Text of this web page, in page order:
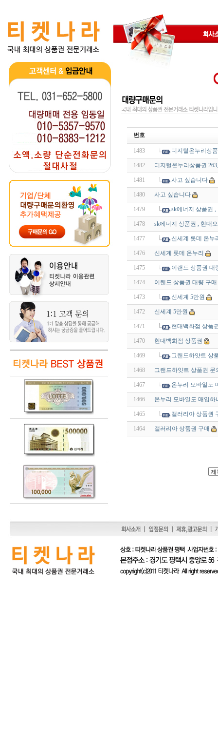
번호
1483 디지털온누리상
1482 디지털온누리상품권
1481 사고 싶습니다
1480 사고 싶습니다
1479 sk에너지 상품권
1478 sk에너지 상품권 , 현대
1477 신세계 롯데 온누
1476 신세계 롯데 온누리
1475 이랜드 상품권 대
1474 이랜드 상품권 대량 구매
1473 신세계 5만원
1472 신세계 5만원
1471 현대백화점 상품
1470 현대백화점 상품권
1469 그랜드하얏트 상
1468 그랜드하얏트 상품권 문
1467 온누리 모바일도
1466 온누리 모바일도 매입하
1465 갤러리아 상품권
1464 갤러리아 상품권 구매